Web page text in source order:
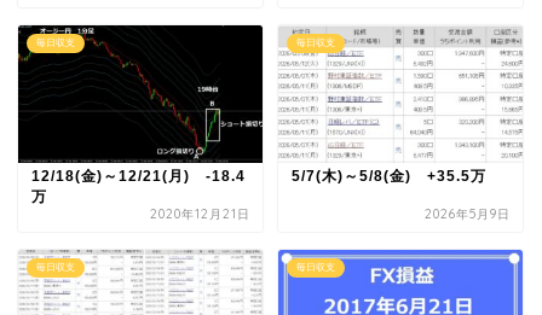
毎日収支
12/18(金)～12/21(月) -18.4
万
2020年12月21日
毎日収支
5/7(木)～5/8(金) +35.5万
2026年5月9日
毎日収支 毎日収支